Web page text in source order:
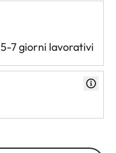
5-7 giorni lavorativi